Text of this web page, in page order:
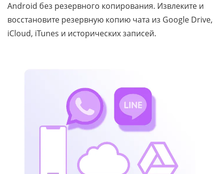
Android без резервного копирования. Извлеките и
восстановите резервную копию чата из Google Drive,
iCloud, iTunes и исторических записей.